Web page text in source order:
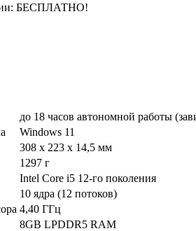
БЕСПЛАТНО!
до 18 часов автономной работы
Windows 11
308 x 223 x 14,5 мм
1297 г
Intel Core i5 12-го поколения
10 ядра (12 потоков)
4,40 ГГц
8GB LPDDR5 RAM